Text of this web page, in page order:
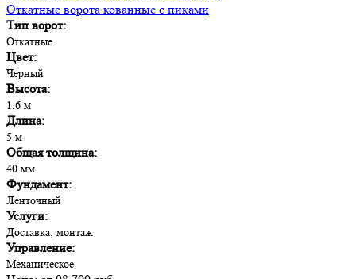
Откатные ворота кованные с пиками
Тип ворот:
Откатные
Цвет:
Черный
Высота:
1,6 м
Длина:
5 м
Общая толщина:
40 мм
Фундамент:
Ленточный
Услуги:
Доставка, монтаж
Управление:
Механическое